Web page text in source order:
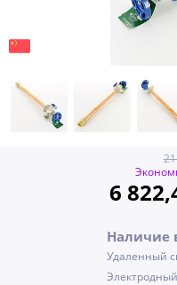
6
Наличие
Удаленный